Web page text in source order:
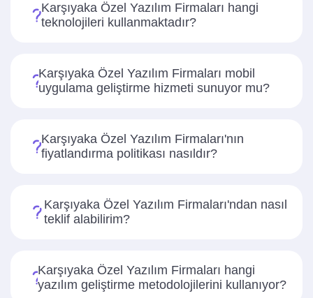
Karşıyaka Özel Yazılım Firmaları hangi
teknolojileri kullanmaktadır?
Karşıyaka Özel Yazılım Firmaları mobil
uygulama geliştirme hizmeti sunuyor mu?
Karşıyaka Özel Yazılım Firmaları'nın
fiyatlandırma politikası nasıldır?
Karşıyaka Özel Yazılım Firmaları'ndan nasıl
teklif alabilirim?
Karşıyaka Özel Yazılım Firmaları hangi
yazılım geliştirme metodolojilerini kullanıyor?